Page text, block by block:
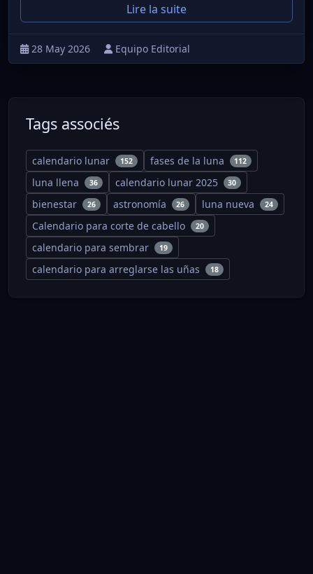
Lire la suite
28 May 2026 Equipo Editorial
Tags associés
calendario lunar 152 fases de la luna 112
luna llena 36 calendario lunar 2025 30
bienestar 26 astronomía 26 luna nueva 24
Calendario para corte de cabello 20
calendario para sembrar 19
calendario para arreglarse las uñas 18